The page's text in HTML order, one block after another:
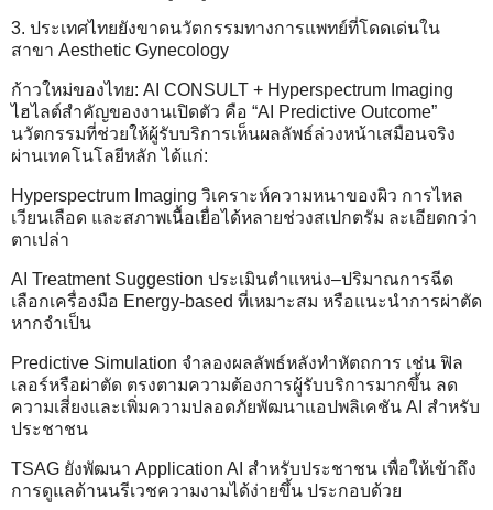
3. ประเทศไทยยังขาดนวัตกรรมทางการแพทย์ที่โดดเด่นใน
สาขา Aesthetic Gynecology
ก้าวใหม่ของไทย: AI CONSULT + Hyperspectrum Imaging
ไฮไลต์สำคัญของงานเปิดตัว คือ “AI Predictive Outcome”
นวัตกรรมที่ช่วยให้ผู้รับบริการเห็นผลลัพธ์ล่วงหน้าเสมือนจริง
ผ่านเทคโนโลยีหลัก ได้แก่:
Hyperspectrum Imaging วิเคราะห์ความหนาของผิว การไหล
เวียนเลือด และสภาพเนื้อเยื่อได้หลายช่วงสเปกตรัม ละเอียดกว่า
ตาเปล่า
AI Treatment Suggestion ประเมินตำแหน่ง–ปริมาณการฉีด
เลือกเครื่องมือ Energy-based ที่เหมาะสม หรือแนะนำการผ่าตัด
หากจำเป็น
Predictive Simulation จำลองผลลัพธ์หลังทำหัตถการ เช่น ฟิล
เลอร์หรือผ่าตัด ตรงตามความต้องการผู้รับบริการมากขึ้น ลด
ความเสี่ยงและเพิ่มความปลอดภัยพัฒนาแอปพลิเคชัน AI สำหรับ
ประชาชน
TSAG ยังพัฒนา Application AI สำหรับประชาชน เพื่อให้เข้าถึง
การดูแลด้านนรีเวชความงามได้ง่ายขึ้น ประกอบด้วย